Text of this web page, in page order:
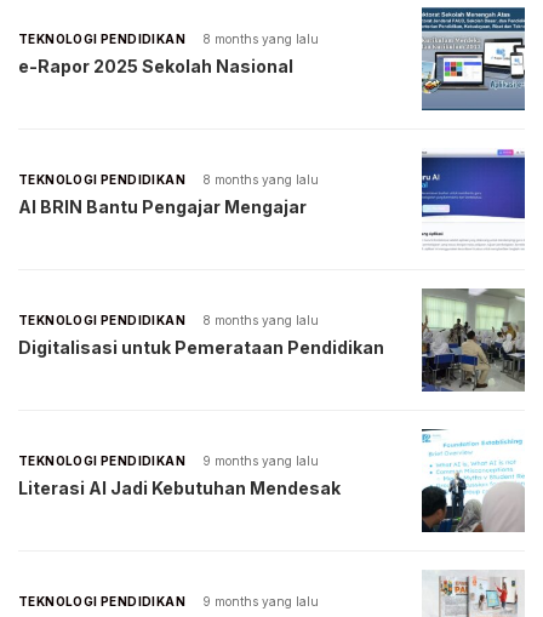
TEKNOLOGI PENDIDIKAN 8 months yang lalu
e-Rapor 2025 Sekolah Nasional
TEKNOLOGI PENDIDIKAN 8 months yang lalu
AI BRIN Bantu Pengajar Mengajar
TEKNOLOGI PENDIDIKAN 8 months yang lalu
Digitalisasi untuk Pemerataan Pendidikan
TEKNOLOGI PENDIDIKAN 9 months yang lalu
Literasi AI Jadi Kebutuhan Mendesak
TEKNOLOGI PENDIDIKAN 9 months yang lalu